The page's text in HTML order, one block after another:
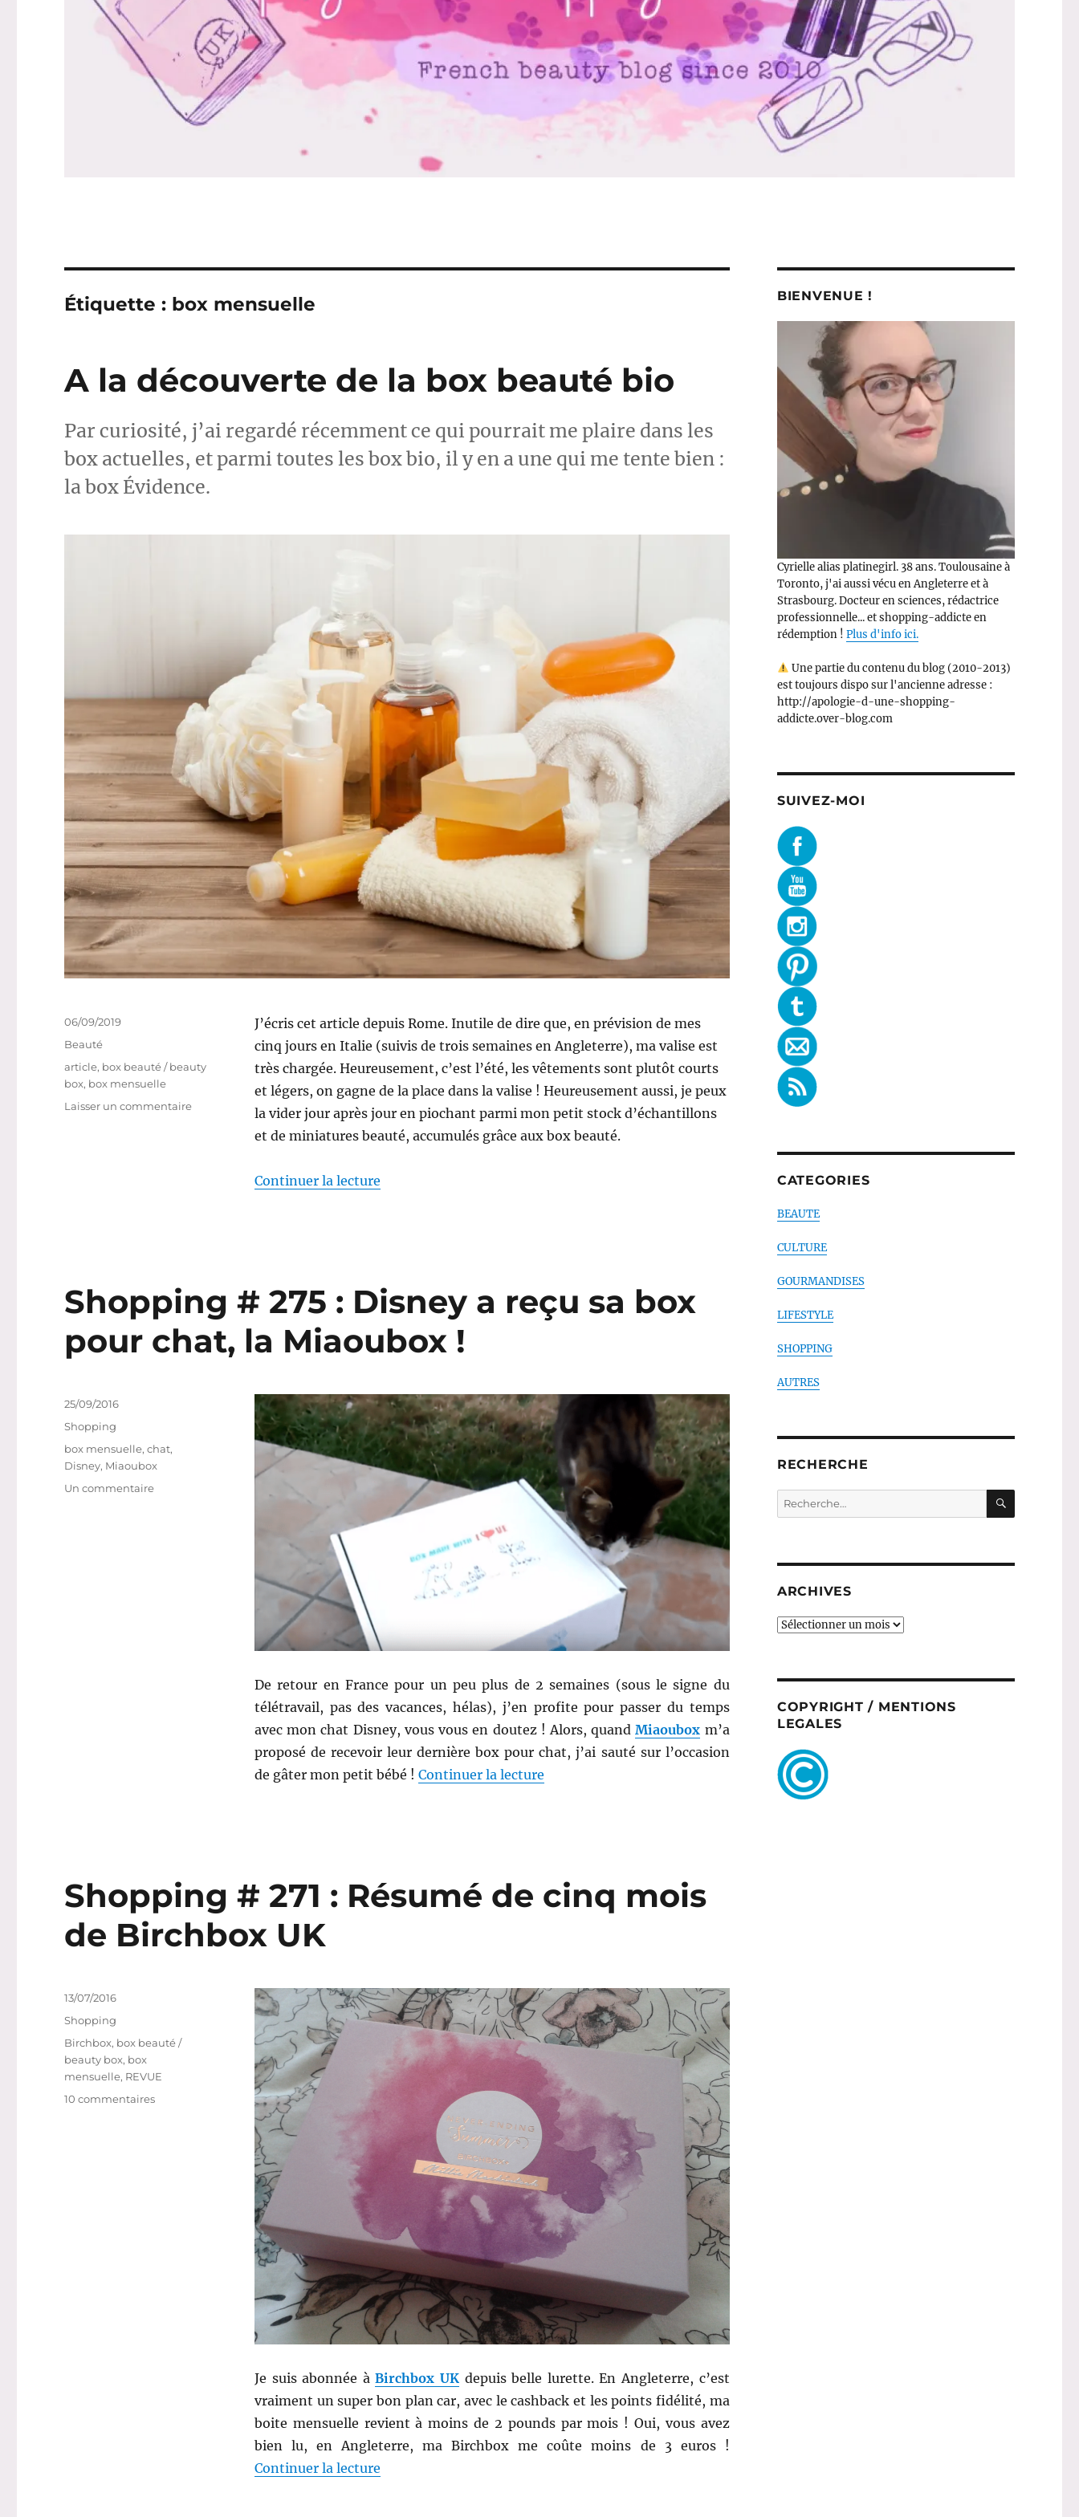
Étiquette : box mensuelle
A la découverte de la box beauté bio
Par curiosité, j’ai regardé récemment ce qui pourrait me plaire dans les
box actuelles, et parmi toutes les box bio, il y en a une qui me tente bien :
la box Évidence.
J’écris cet article depuis Rome. Inutile de dire que, en prévision de mes
cinq jours en Italie (suivis de trois semaines en Angleterre), ma valise est
très chargée. Heureusement, c’est l’été, les vêtements sont plutôt courts
et légers, on gagne de la place dans la valise ! Heureusement aussi, je peux
la vider jour après jour en piochant parmi mon petit stock d’échantillons
et de miniatures beauté, accumulés grâce aux box beauté.
Continuer la lecturede « A la découverte de la box beauté bio »
Publié
06/09/2019
Catégories
Beauté
Étiquettes
article, box beauté / beauty
box, box mensuelle
Laisser un commentairesur
Shopping # 275 : Disney a reçu sa box
pour chat, la Miaoubox !
De retour en France pour un peu plus de 2 semaines (sous le signe du
télétravail, pas des vacances, hélas), j’en profite pour passer du temps
avec mon chat Disney, vous vous en doutez ! Alors, quandMiaoubox m’a
proposé de recevoir leur dernière box pour chat, j’ai sauté sur l’occasion
de gâter mon petit bébé ! Continuer la lecturede « Shopping # 275 : Disney a reçu sa box pour chat, la Miaoubox ! »
Publié
le
25/09/2016
Catégories
Shopping
Étiquettes
box mensuelle,chat,
Disney, Miaoubox
Un commentairesur
Shopping # 271 : Résumé de cinq mois
de Birchbox UK
Je suis abonnée àBirchbox UK depuis belle lurette. En Angleterre, c’est
vraiment un super bon plan car, avec le cashback et les points fidélité, ma
boite mensuelle revient à moins de 2 pounds par mois ! Oui, vous avez
bien lu, en Angleterre, ma Birchbox me coûte moins de 3 euros !
Continuer la lecturede « Shopping # 271 : Résumé de cinq mois de Birchbox UK »
Publié
le
13/07/2016
Catégories
Shopping
Étiquettes
Birchbox, box beauté /
beauty box, box
mensuelle, REVUE
10 commentairessur
BIENVENUE !
Cyrielle alias platinegirl. 38 ans. Toulousaine à
Toronto, j'ai aussi vécu en Angleterre et à
Strasbourg. Docteur en sciences, rédactrice
professionnelle... et shopping-addicte en
rédemption ! Plus d'info ici.
Une partie du contenu du blog (2010-2013)
est toujours dispo sur l'ancienne adresse :
http://apologie-d-une-shopping-
addicte.over-blog.com
SUIVEZ-MOI
CATEGORIES
BEAUTE
CULTURE
GOURMANDISES
LIFESTYLE
SHOPPING
AUTRES
RECHERCHE
Recherche
pour :
ARCHIVES
ARCHIVES
COPYRIGHT / MENTIONS
LEGALES